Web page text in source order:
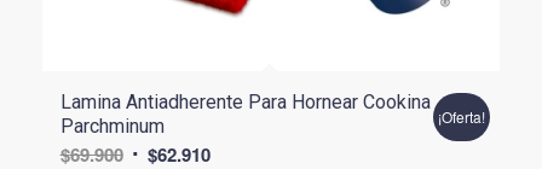
Lamina Antiadherente Para Hornear Cookina
Parchminum
$69.900 El $62.910El
¡Oferta!